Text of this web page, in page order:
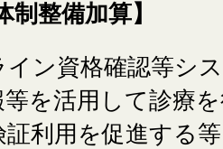
制整備加算】
イン資格確認等シ
を活用して診療
利用を促進する